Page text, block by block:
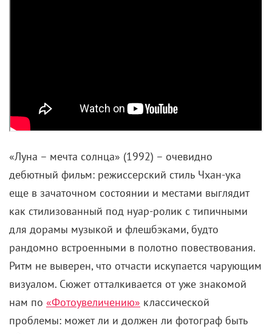
«Луна – мечта солнца» (1992) – очевидно
дебютный фильм: режиссерский стиль Чхан-ука
еще в зачаточном состоянии и местами выглядит
как стилизованный под нуар-ролик с типичными
для дорамы музыкой и флешбэками, будто
рандомно встроенными в полотно повествования.
Ритм не выверен, что отчасти искупается чарующим
визуалом. Сюжет отталкивается от уже знакомой
нам по «Фотоувеличению» классической
проблемы: может ли и должен ли фотограф быть